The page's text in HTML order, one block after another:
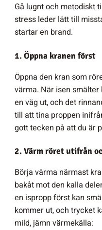
Gå lugnt och metodiskt
stress leder lätt till
startar en brand.
1. Öppna kranen först
Öppna den kran som
värma. När isen
en väg ut, och det
till att tina proppen
gott tecken på att du är
2. Värm röret utifrån
Börja värma närmast
bakåt mot den kalla
en ispropp först kan
kommer ut, och trycket
mild, jämn värmekälla: